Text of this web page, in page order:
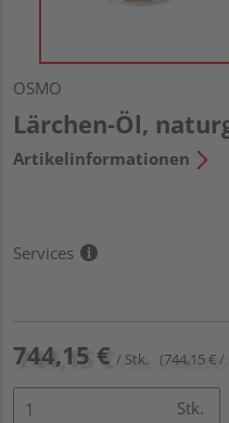
OSMO
Lärchen-Öl,
Artikelinformationen
Services
744,15 € / Stk. (744,15 € /
Stk.